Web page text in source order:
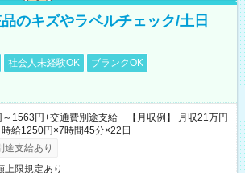
のキズやラベルチェック/土日
社会人未経験OK
ブランクOK
～1563円+交通費別途支給 【月収例】 月収21万円
給1250円×7時間45分×22日
途支給あり
上限規定あり